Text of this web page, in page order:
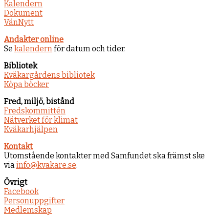
Kalendern
Dokument
VänNytt
Andakter online
Se kalendernför datum och tider.
Bibliotek
Kväkargårdens bibliotek
Köpa böcker
Fred, miljö, bistånd
Fredskommittén
Nätverket för klimat
Kväkarhjälpen
Kontakt
Utomstående kontakter med Samfundet ska främst ske
viainfo@kvakare.se.
Övrigt
Facebook
Personuppgifter
Medlemskap